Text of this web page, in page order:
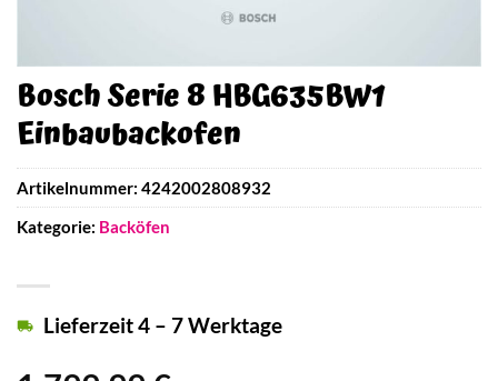
Bosch Serie 8 HBG635BW1
Einbaubackofen
Lieferzeit 4 – 7 Werktage
Artikelnummer: 4242002808932
Kategorie: Backöfen